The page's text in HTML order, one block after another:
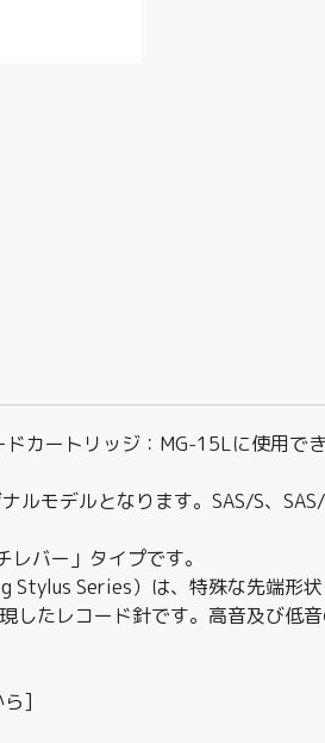
カートリッジ：MG-15Lに使用で
モデルとなります。SAS/S、SAS/
バー」タイプです。
Stylus Series）は、特殊な先端形
したレコード針です。高音及び低
ら]